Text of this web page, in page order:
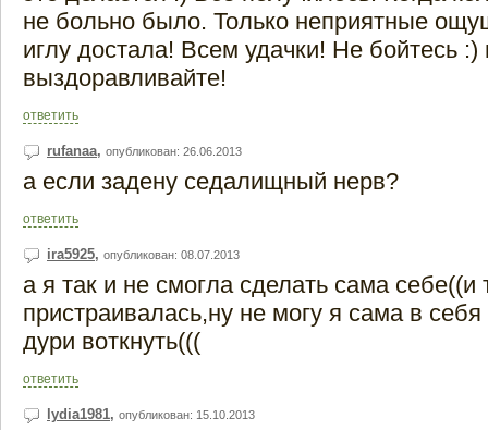
не больно было. Только неприятные
иглу достала! Всем удачки! Не бойтесь :)
выздоравливайте!
ответить
rufanaa, опубликован: 26.06.2013
а если задену седалищный нерв?
ответить
ira5925, опубликован: 08.07.2013
а я так и не смогла сделать сама себе((и
пристраивалась,ну не могу я сама в себя
дури воткнуть(((
ответить
lydia1981, опубликован: 15.10.2013